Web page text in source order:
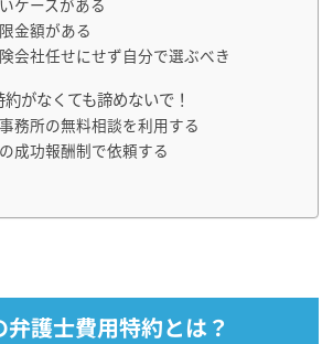
金額がある
会社任せにせず自分で選ぶべき
がなくても諦めないで！
務所の無料相談を利用する
成功報酬制で依頼する
護士費用特約とは？